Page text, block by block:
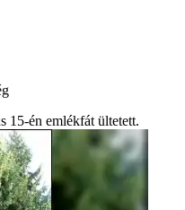
15-én emlékfát ültetett.